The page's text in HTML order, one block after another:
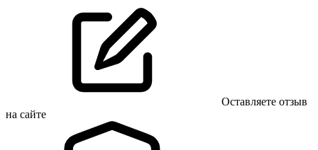
Оставляете отзыв
на сайте